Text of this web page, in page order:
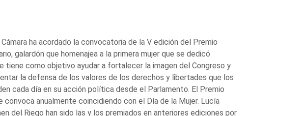
ha acordado la convocatoria de la V edición del Premio
galardón que homenajea a la primera mujer que se dedicó
como objetivo ayudar a fortalecer la imagen del Congreso y
la defensa de los valores de los derechos y libertades que los
cada día en su acción política desde el Parlamento. El Premio
anualmente coincidiendo con el Día de la Mujer. Lucía
del Riego han sido las y los premiados en anteriores ediciones por